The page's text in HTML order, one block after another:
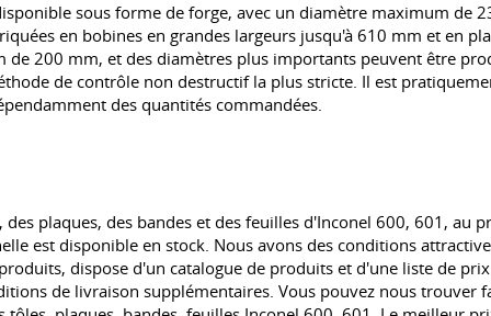
sous forme de forge, avec un diamètre maximum de
en bobines en grandes largeurs jusqu'à 610 mm et en
200 mm, et des diamètres plus importants peuvent être
de contrôle non destructif la plus stricte. Il est
des quantités commandées.
plaques, des bandes et des feuilles d'Inconel 600, 601, au
est disponible en stock. Nous avons des conditions
dispose d'un catalogue de produits et d'une liste de
de livraison supplémentaires. Vous pouvez nous trouver